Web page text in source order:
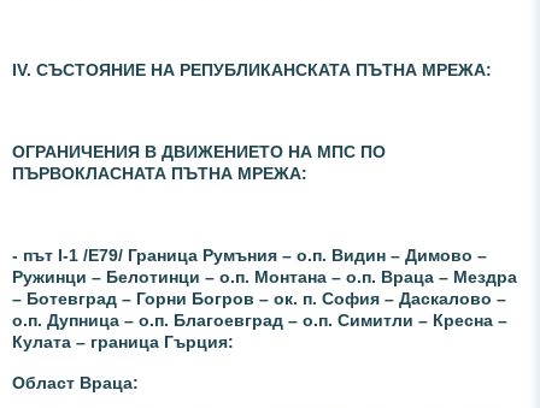
ІV. СЪСТОЯНИЕ НА РЕПУБЛИКАНСКАТА ПЪТНА МРЕЖА:
ОГРАНИЧЕНИЯ В ДВИЖЕНИЕТО НА МПС ПО
ПЪРВОКЛАСНАТА ПЪТНА МРЕЖА:
- път I-1 /Е79/ Граница Румъния – о.п. Видин – Димово –
Ружинци – Белотинци – о.п. Монтана – о.п. Враца – Мездра
– Ботевград – Горни Богров – ок. п. София – Даскалово –
о.п. Дупница – о.п. Благоевград – о.п. Симитли – Кресна –
Кулата – граница Гърция:
Област Враца: